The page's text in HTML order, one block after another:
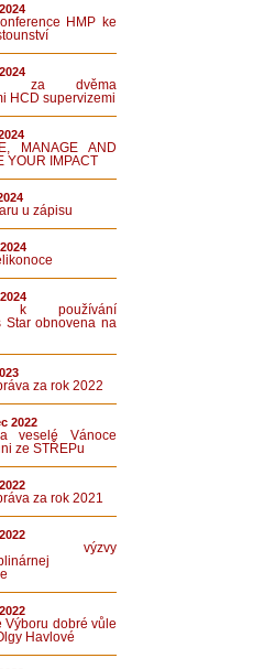
HMP ke
za dvěma
HCD supervizemi
MANAGE AND
YOUR IMPACT
u zápisu
k používání
Star obnovena na
za rok 2022
2022
veselé Vánoce
ze STŘEPu
za rok 2021
výzvy
Výboru dobré vůle
Havlové